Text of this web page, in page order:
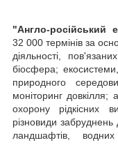
"Англо-російський
32 000 термінів за
діяльності,
біосфера;
природного
моніторинг
охорону рідкісних
різновиди
ландшафтів,